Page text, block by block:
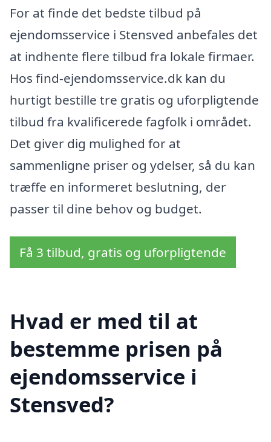
For at finde det bedste tilbud på
ejendomsservice i Stensved anbefales det
at indhente flere tilbud fra lokale firmaer.
Hos find-ejendomsservice.dk kan du
hurtigt bestille tre gratis og uforpligtende
tilbud fra kvalificerede fagfolk i området.
Det giver dig mulighed for at
sammenligne priser og ydelser, så du kan
træffe en informeret beslutning, der
passer til dine behov og budget.
Få 3 tilbud, gratis og uforpligtende
Hvad er med til at
bestemme prisen på
ejendomsservice i
Stensved?